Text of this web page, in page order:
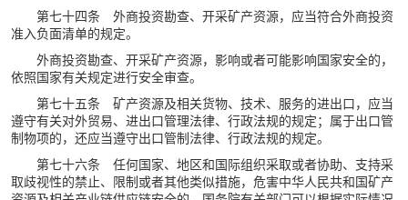
第七十四条 外商投资勘查、开采矿产资源，应当符合外商投资
准入负面清单的规定。
外商投资勘查、开采矿产资源，影响或者可能影响国家安全的，
依照国家有关规定进行安全审查。
第七十五条 矿产资源及相关货物、技术、服务的进出口，应当
遵守有关对外贸易、进出口管理法律、行政法规的规定；属于出口管
制物项的，还应当遵守出口管制法律、行政法规的规定。
第七十六条 任何国家、地区和国际组织采取或者协助、支持采
取歧视性的禁止、限制或者其他类似措施，危害中华人民共和国矿产